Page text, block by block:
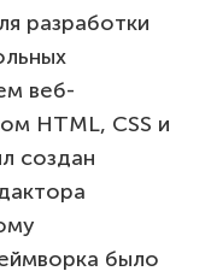
разработки
веб-
HTML, CSS и
создан
было